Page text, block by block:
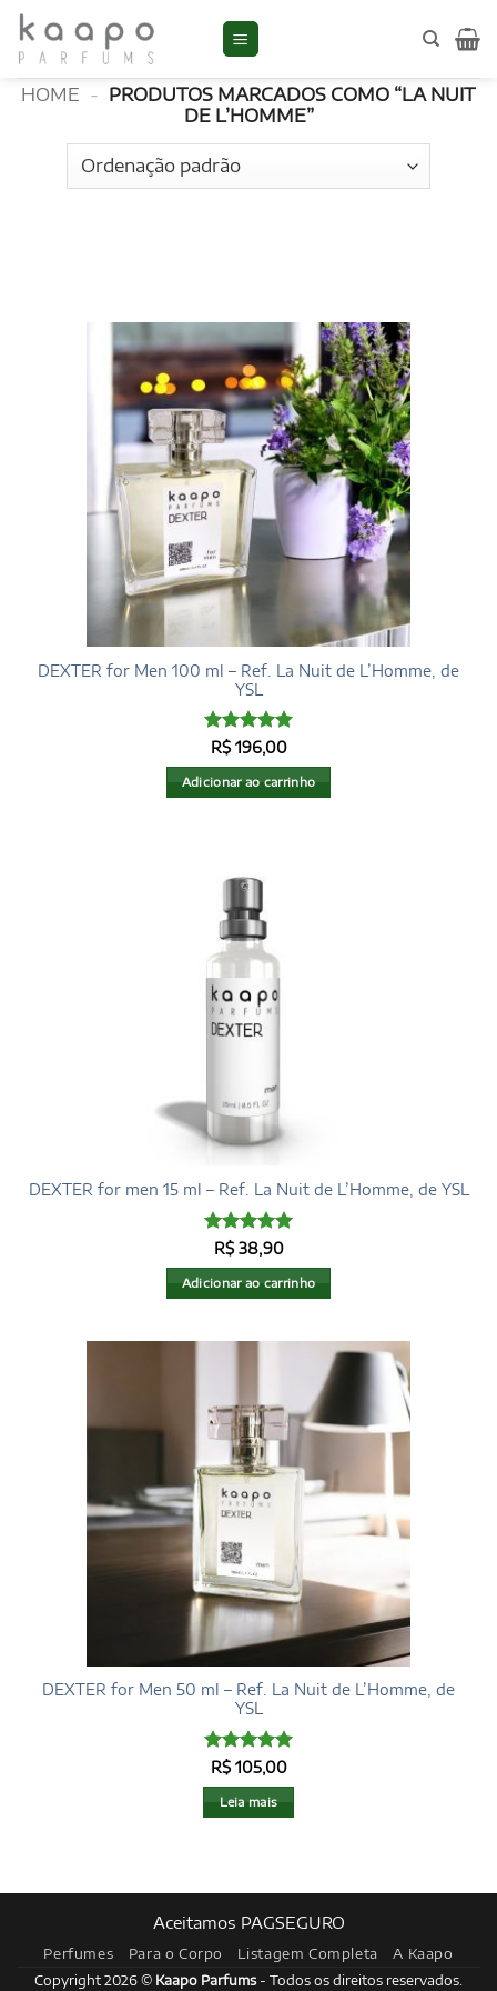
Skip
content
La Nuit de L’Homme
HOME - PRODUTOS MARCADOS COMO “LA NUIT
DE L’HOMME”
DEXTER for Men 100 ml – Ref. La Nuit de L’Homme, de
YSL
Avaliação5
de 5
R$196,00
Adicionar ao carrinho
DEXTER for men 15 ml – Ref. La Nuit de L’Homme, de YSL
Avaliação5
de 5
R$38,90
Adicionar ao carrinho
DEXTER for Men 50 ml – Ref. La Nuit de L’Homme, de
YSL
Avaliação5
de 5
R$105,00
Leia mais
Aceitamos PAGSEGURO
Perfumes Para o Corpo Listagem Completa A Kaapo
Copyright 2026 © Kaapo Parfums- Todos os direitos reservados.